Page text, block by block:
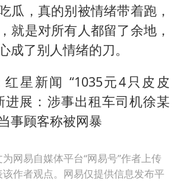
瓜，真的别被情绪带着跑，
就是对所有人都留了余地，
成了别人情绪的刀。
星新闻 “1035元4只皮皮
进展：涉事出租车司机徐某
事顾客称被网暴
网易自媒体平台“网易号”作者上传
作者观点。网易仅提供信息发布平